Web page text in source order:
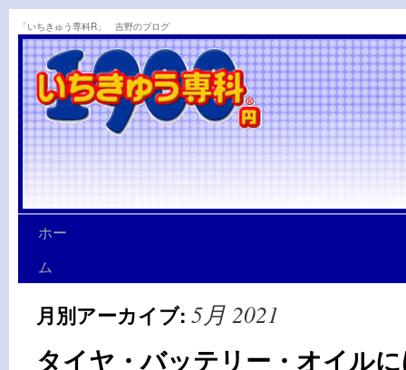
「いちきゅう専科R」 吉野のブログ
ホー
ム
月別アーカイブ: 5月 2021
タイヤ・バッテリー・オイル